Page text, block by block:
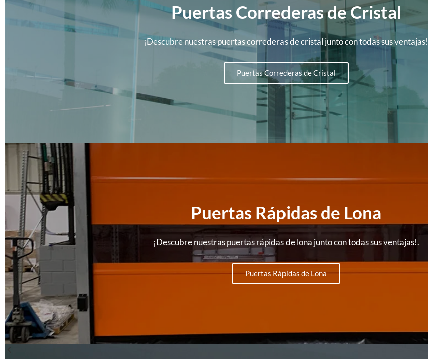
Puertas Correderas de Cristal
¡Descubre nuestras puertas correderas de cristal junto con todas sus ventajas!
Puertas Correderas de Cristal
Puertas Rápidas de Lona
¡Descubre nuestras puertas rápidas de lona junto con todas sus ventajas!.
Puertas Rápidas de Lona